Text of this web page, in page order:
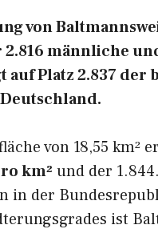
von
2.816 männliche
auf Platz 2.837
von 18,55 km²
km² und der
in der
ist